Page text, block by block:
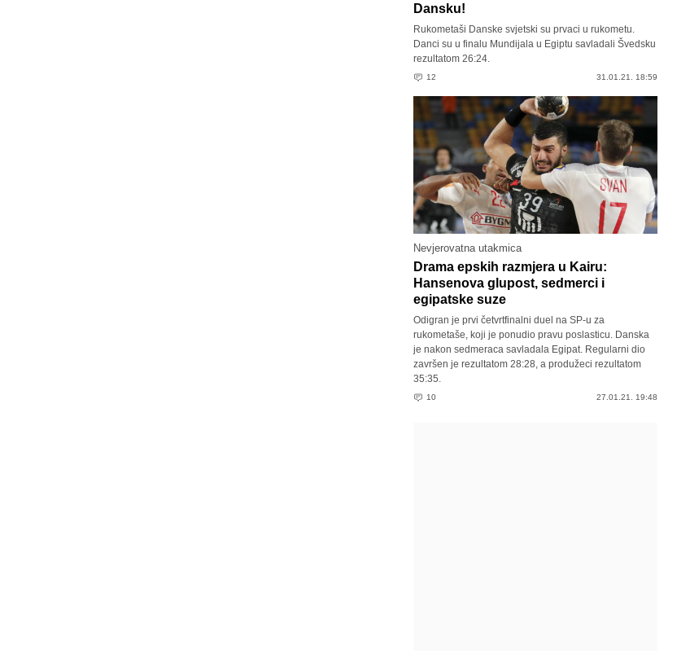
Dansku!
Rukometaši Danske svjetski su prvaci u rukometu.
Danci su u finalu Mundijala u Egiptu savladali Švedsku
rezultatom 26:24.
12 31.01.21. 18:59
Nevjerovatna utakmica
Drama epskih razmjera u Kairu:
Hansenova glupost, sedmerci i
egipatske suze
Odigran je prvi četvrtfinalni duel na SP-u za
rukometaše, koji je ponudio pravu poslasticu. Danska
je nakon sedmeraca savladala Egipat. Regularni dio
završen je rezultatom 28:28, a produžeci rezultatom
35:35.
10 27.01.21. 19:48